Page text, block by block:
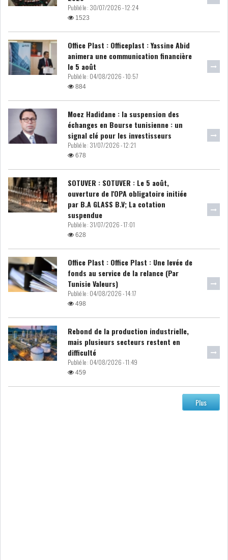
Publié le : 30/07/2026 - 12:24
1523
Office Plast : Officeplast : Yassine Abid
animera une communication financière
le 5 août
Publié le : 04/08/2026 - 10:57
884
Moez Hadidane : la suspension des
échanges en Bourse tunisienne : un
signal clé pour les investisseurs
Publié le : 31/07/2026 - 12:21
678
SOTUVER : SOTUVER : Le 5 août,
ouverture de l'OPA obligatoire initiée
par B.A GLASS B.V; La cotation
suspendue
Publié le : 31/07/2026 - 17:01
628
Office Plast : Office Plast : Une levée de
fonds au service de la relance (Par
Tunisie Valeurs)
Publié le : 04/08/2026 - 14:17
498
Rebond de la production industrielle,
mais plusieurs secteurs restent en
difficulté
Publié le : 04/08/2026 - 11:49
459
Plus